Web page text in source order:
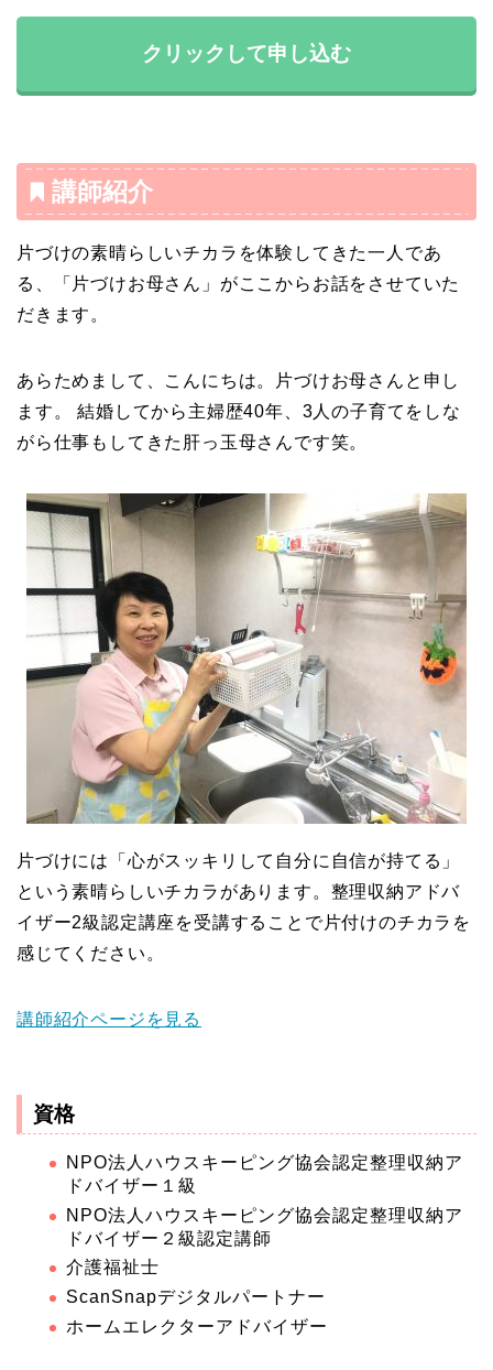
クリックして申し込む
講師紹介
片づけの素晴らしいチカラを体験してきた一人であ
る、「片づけお母さん」がここからお話をさせていた
だきます。
あらためまして、こんにちは。片づけお母さんと申し
ます。 結婚してから主婦歴40年、3人の子育てをしな
がら仕事もしてきた肝っ玉母さんです笑。
片づけには「心がスッキリして自分に自信が持てる」
という素晴らしいチカラがあります。整理収納アドバ
イザー2級認定講座を受講することで片付けのチカラを
感じてください。
講師紹介ページを見る
資格
NPO法人ハウスキーピング協会認定整理収納ア
ドバイザー１級
NPO法人ハウスキーピング協会認定整理収納ア
ドバイザー２級認定講師
介護福祉士
ScanSnapデジタルパートナー
ホームエレクターアドバイザー